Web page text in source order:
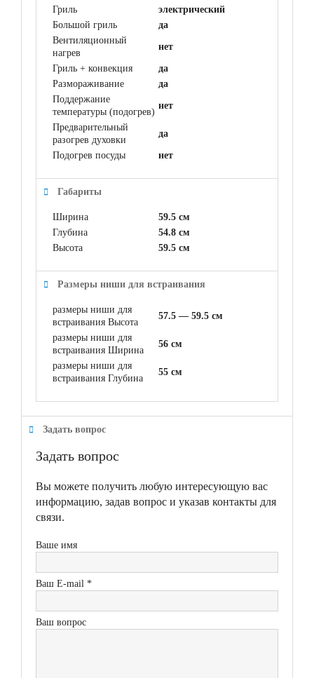
Гриль
электрический
Большой гриль
да
Вентиляционный
нагрев
нет
Гриль + конвекция
да
Размораживание
да
Поддержание
температуры (подогрев)
нет
Предварительный
разогрев духовки
да
Подогрев посуды нет
Габариты
Ширина
59.5 см
Глубина
54.8 см
Высота
59.5 см
Размеры ниши для встраивания
размеры ниши для
встраивания Высота
57.5 — 59.5 см
размеры ниши для
встраивания Ширина
56 см
размеры ниши для
встраивания Глубина
55 см
Задать вопрос
Задать вопрос
Вы можете получить любую интересующую вас
информацию, задав вопрос и указав контакты для
связи.
Ваше имя
Ваш E-mail *
Ваш вопрос